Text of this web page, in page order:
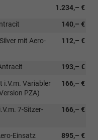
1.234,– €
140,– €
112,– €
mit Aero-
193,– €
166,– €
i.V.m. Variabler
PZA)
166,– €
7-Sitzer-
895,– €
Einsatz